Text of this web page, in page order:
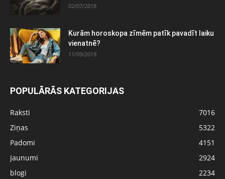
02/07/2018
Kurām horoskopa zīmēm patīk pavadīt laiku
vienatnē?
11/09/2019
POPULĀRĀS KATEGORIJAS
Raksti
7016
Ziņas
5322
Padomi
4151
Jaunumi
2924
blogi
2234